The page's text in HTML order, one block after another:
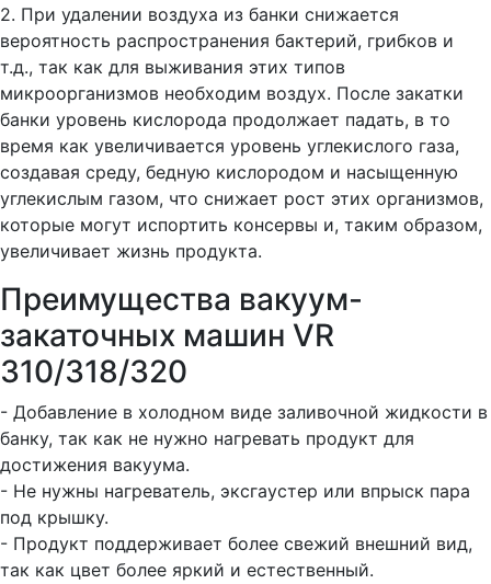
2. При удалении воздуха из банки снижается
вероятность распространения бактерий, грибков и
т.д., так как для выживания этих типов
микроорганизмов необходим воздух. После закатки
банки уровень кислорода продолжает падать, в то
время как увеличивается уровень углекислого газа,
создавая среду, бедную кислородом и насыщенную
углекислым газом, что снижает рост этих организмов,
которые могут испортить консервы и, таким образом,
увеличивает жизнь продукта.
Преимущества вакуум-
закаточных машин VR
310/318/320
- Добавление в холодном виде заливочной жидкости в
банку, так как не нужно нагревать продукт для
достижения вакуума.
- Не нужны нагреватель, эксгаустер или впрыск пара
под крышку.
- Продукт поддерживает более свежий внешний вид,
так как цвет более яркий и естественный.